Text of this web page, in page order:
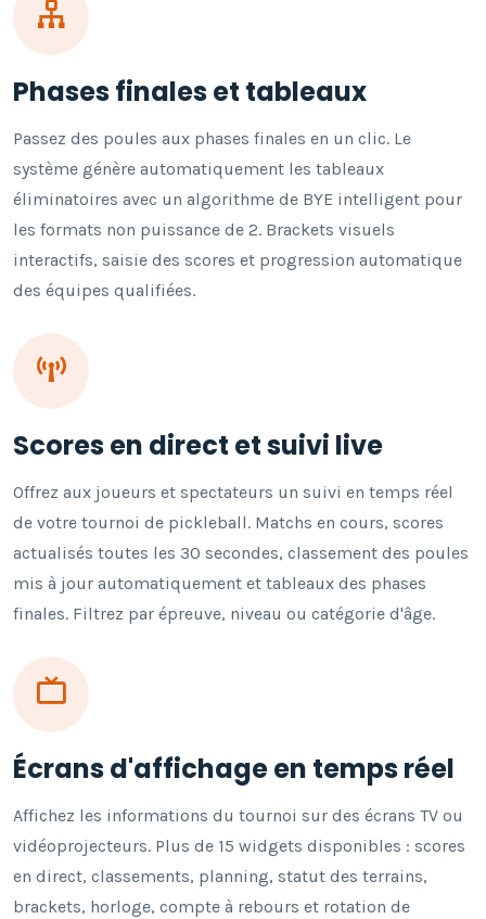
Phases finales et tableaux
Passez des poules aux phases finales en un clic. Le
système génère automatiquement les tableaux
éliminatoires avec un algorithme de BYE intelligent pour
les formats non puissance de 2. Brackets visuels
interactifs, saisie des scores et progression automatique
des équipes qualifiées.
Scores en direct et suivi live
Offrez aux joueurs et spectateurs un suivi en temps réel
de votre tournoi de pickleball. Matchs en cours, scores
actualisés toutes les 30 secondes, classement des poules
mis à jour automatiquement et tableaux des phases
finales. Filtrez par épreuve, niveau ou catégorie d'âge.
Écrans d'affichage en temps réel
Affichez les informations du tournoi sur des écrans TV ou
vidéoprojecteurs. Plus de 15 widgets disponibles : scores
en direct, classements, planning, statut des terrains,
brackets, horloge, compte à rebours et rotation de